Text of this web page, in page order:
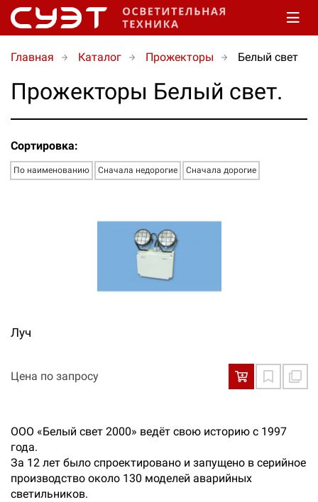
Главная Каталог Прожекторы Белый свет
Прожекторы Белый свет.
Сортировка:
По наименованию Сначала недорогие Сначала дорогие
Луч
Цена по запросу
ООО «Белый свет 2000» ведёт свою историю с 1997
года.
За 12 лет было спроектировано и запущено в серийное
производство около 130 моделей аварийных
светильников.